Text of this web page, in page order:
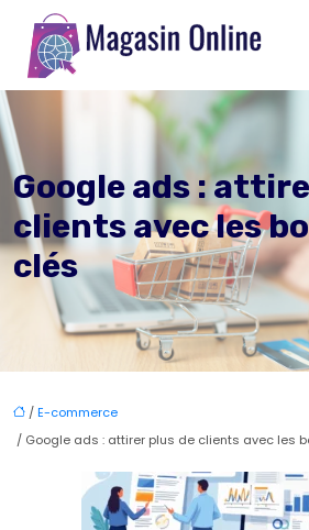
Google ads :
clients avec les
clés
/E-commerce
/ Google ads : attirer plus de clients avec les